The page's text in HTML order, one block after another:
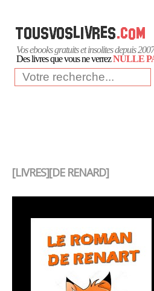
Vos ebooks gratuits et insolites depuis 2007
Des livres que vous ne verrezNULLE
[LIVRES][DE RENARD]